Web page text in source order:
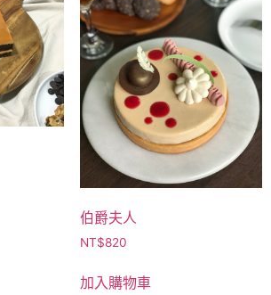
伯爵夫人
NT$820
加入購物車